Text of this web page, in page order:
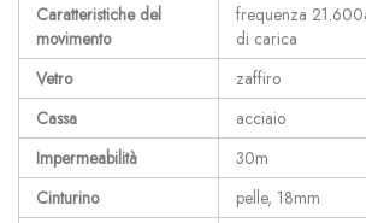
Caratteristiche del
movimento
frequenza
di carica
Vetro
zaffiro
Cassa
acciaio
Impermeabilità
30m
Cinturino
pelle, 18mm